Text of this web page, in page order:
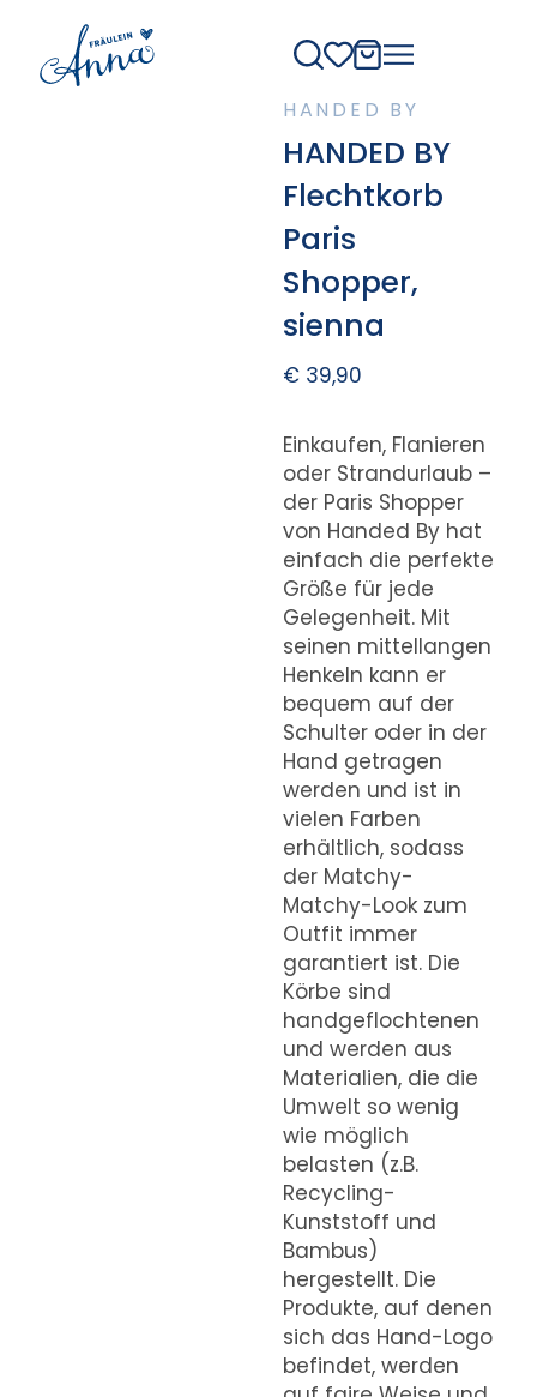
HANDED BY
HANDED BY
Flechtkorb
Paris
Shopper,
sienna
€39,90
Einkaufen, Flanieren
oder Strandurlaub –
der Paris Shopper
von Handed By hat
einfach die perfekte
Größe für jede
Gelegenheit. Mit
seinen mittellangen
Henkeln kann er
bequem auf der
Schulter oder in der
Hand getragen
werden und ist in
vielen Farben
erhältlich, sodass
der Matchy-
Matchy-Look zum
Outfit immer
garantiert ist. Die
Körbe sind
handgeflochtenen
und werden aus
Materialien, die die
Umwelt so wenig
wie möglich
belasten (z.B.
Recycling-
Kunststoff und
Bambus)
hergestellt. Die
Produkte, auf denen
sich das Hand-Logo
befindet, werden